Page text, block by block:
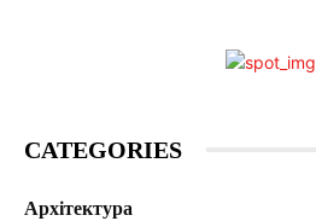
CATEGORIES
Архітектура